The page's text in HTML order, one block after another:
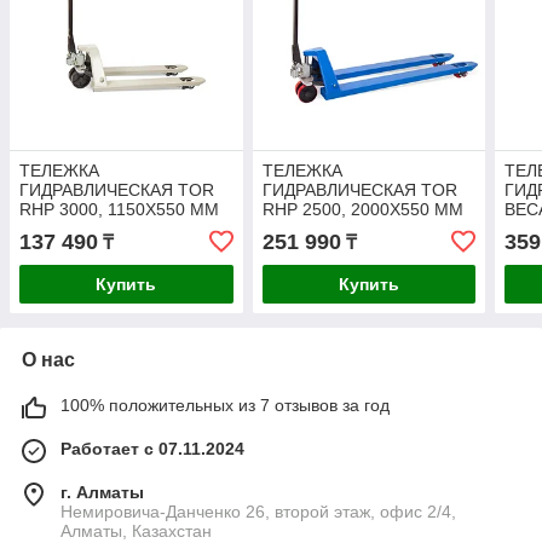
ТЕЛЕЖКА
ГИДРАВЛИЧЕСКАЯ TOR
RHP 3000, 1150Х550 ММ
137 490 ₸
Купить
ТЕЛЕЖКА
ГИДРАВЛИЧЕСКАЯ TOR
RHP 2500, 2000Х550 ММ
251 990₸
Купить
О нас
100% положительных из 7 отзывов за год
Работает с 07.11.2024
г. Алматы
Немировича-Данченко 26, второй этаж, офис 2/4,
Алматы, Казахстан